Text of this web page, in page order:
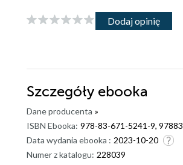
Dodaj opinię
Szczegóły ebooka
Dane producenta »
ISBN Ebooka: 978-83-671-5241-9,
Data wydania ebooka : 2023-10-20
Numer z katalogu: 228039